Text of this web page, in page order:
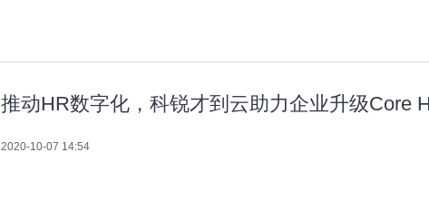
推动HR数字化，科锐才到云助力企业升级Core
2020-10-07 14:54